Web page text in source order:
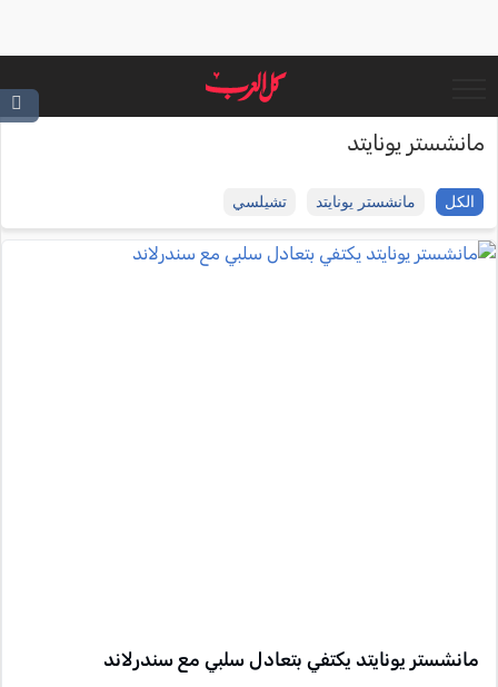
مانشستر يونايتد
الكل مانشستر يونايتد تشيلسي
مانشستر يونايتد يكتفي بتعادل سلبي مع سندرلاند